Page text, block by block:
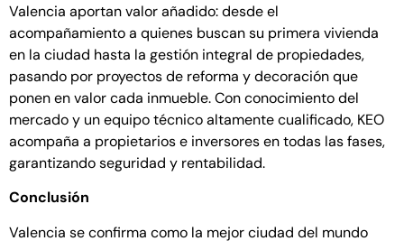
Valencia aportan valor añadido: desde el
acompañamiento a quienes buscan su primera vivienda
en la ciudad hasta la gestión integral de propiedades,
pasando por proyectos de reforma y decoración que
ponen en valor cada inmueble. Con conocimiento del
mercado y un equipo técnico altamente cualificado, KEO
acompaña a propietarios e inversores en todas las fases,
garantizando seguridad y rentabilidad.
Conclusión
Valencia se confirma como la mejor ciudad del mundo